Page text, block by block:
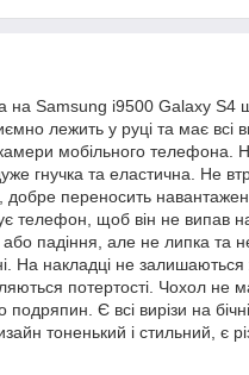
на Samsung i9500 Galaxy S4
лежить у руці та має всі
камери мобільного телефона.
гнучка та еластична. Не
добре переносить
телефон, щоб він не випав
падіння, але не липка та
На накладці не залишаються
потертості. Чохол не
подряпин. Є всі вирізи на
тоненький і стильний, є